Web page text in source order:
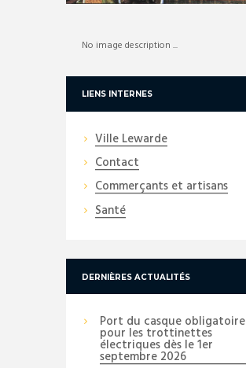
No image description ...
LIENS INTERNES
Ville Lewarde
Contact
Commerçants et artisans
Santé
DERNIÈRES ACTUALITÉS
Port du casque obligatoire
pour les trottinettes
électriques dès le 1er
septembre 2026